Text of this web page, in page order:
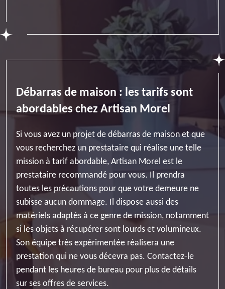
Débarras de maison : les tarifs sont
abordables chez Artisan Morel
Si vous avez un projet de débarras de maison et que
vous recherchez un prestataire qui réalise une telle
mission à tarif abordable, Artisan Morel est le
prestataire recommandé pour vous. Il prendra
toutes les précautions pour que votre demeure ne
subisse aucun dommage. Il dispose aussi des
matériels adaptés à ce genre de mission, notamment
si les objets à récupérer sont lourds et volumineux.
Son équipe très expérimentée réalisera une
prestation qui ne vous décevra pas. Contactez-le
pendant les heures de bureau pour plus de détails
sur ses offres de services.